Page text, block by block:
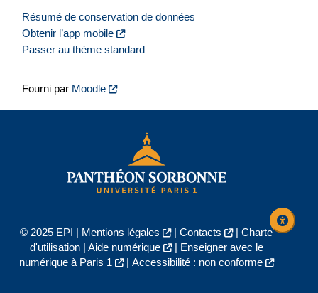
Résumé de conservation de données
Obtenir l’app mobile
Passer au thème standard
Fourni par Moodle
© 2025 EPI | Mentions légales | Contacts | Charte
d'utilisation| Aide numérique |
Enseigner avec le
numérique à Paris 1
| Accessibilité : non conforme